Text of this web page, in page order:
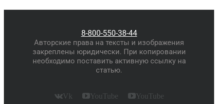
8-800-550-38-44
Авторские права на тексты и изображения
закреплены юридически. При копировании
необходимо поставить активную ссылку на
статью.
Vk YouTube YouTube